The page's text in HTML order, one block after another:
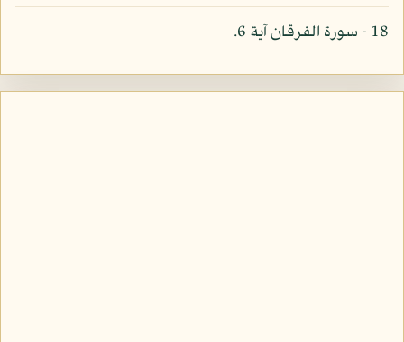
18 - سورة الفرقان آية 6.